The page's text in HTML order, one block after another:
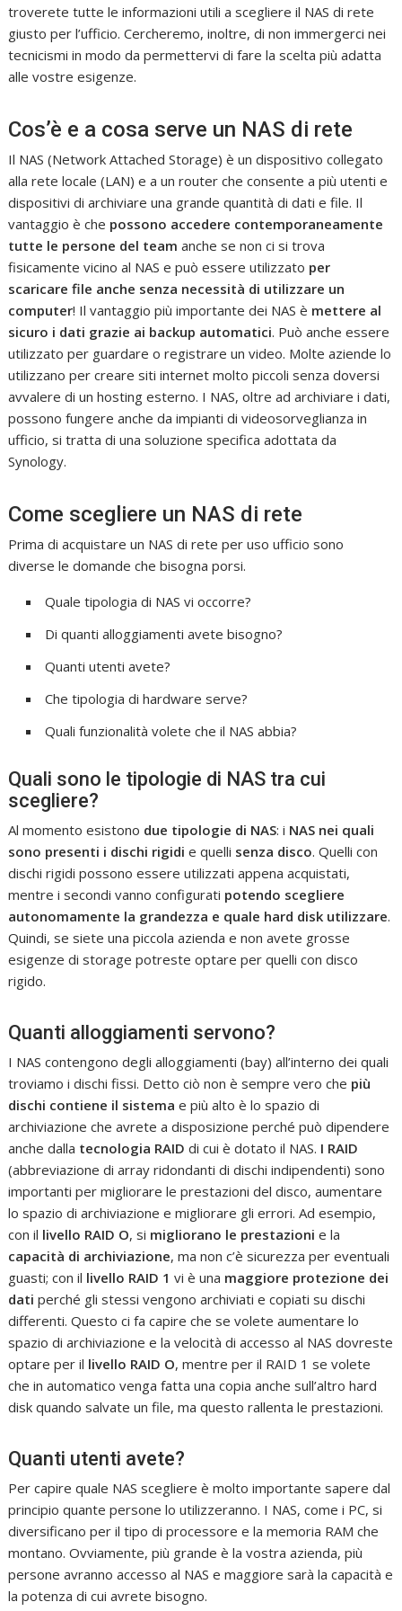
troverete tutte le informazioni utili a scegliere il NAS di rete
giusto per l’ufficio. Cercheremo, inoltre, di non immergerci nei
tecnicismi in modo da permettervi di fare la scelta più adatta
alle vostre esigenze.
Cos’è e a cosa serve un NAS di rete
Il NAS (Network Attached Storage) è un dispositivo collegato
alla rete locale (LAN) e a un router che consente a più utenti e
dispositivi di archiviare una grande quantità di dati e file. Il
vantaggio è che possono accedere contemporaneamente
tutte le persone del team anche se non ci si trova
fisicamente vicino al NAS e può essere utilizzato per
scaricare file anche senza necessità di utilizzare un
computer! Il vantaggio più importante dei NAS è mettere al
sicuro i dati grazie ai backup automatici. Può anche essere
utilizzato per guardare o registrare un video. Molte aziende lo
utilizzano per creare siti internet molto piccoli senza doversi
avvalere di un hosting esterno. I NAS, oltre ad archiviare i dati,
possono fungere anche da impianti di videosorveglianza in
ufficio, si tratta di una soluzione specifica adottata da
Synology.
Come scegliere un NAS di rete
Prima di acquistare un NAS di rete per uso ufficio sono
diverse le domande che bisogna porsi.
Quale tipologia di NAS vi occorre?
Di quanti alloggiamenti avete bisogno?
Quanti utenti avete?
Che tipologia di hardware serve?
Quali funzionalità volete che il NAS abbia?
Quali sono le tipologie di NAS tra cui
scegliere?
Al momento esistono due tipologie di NAS: i NAS nei quali
sono presenti i dischi rigidi e quelli senza disco. Quelli con
dischi rigidi possono essere utilizzati appena acquistati,
mentre i secondi vanno configurati potendo scegliere
autonomamente la grandezza e quale hard disk utilizzare.
Quindi, se siete una piccola azienda e non avete grosse
esigenze di storage potreste optare per quelli con disco
rigido.
Quanti alloggiamenti servono?
I NAS contengono degli alloggiamenti (bay) all’interno dei quali
troviamo i dischi fissi. Detto ciò non è sempre vero che più
dischi contiene il sistemae più alto è lo spazio di
archiviazione che avrete a disposizione perché può dipendere
anche dalla tecnologia RAID di cui è dotato il NAS. I RAID
(abbreviazione di array ridondanti di dischi indipendenti) sono
importanti per migliorare le prestazioni del disco, aumentare
lo spazio di archiviazione e migliorare gli errori. Ad esempio,
con il livello RAID O, si migliorano le prestazioni e la
capacità di archiviazione, ma non c’è sicurezza per eventuali
guasti; con il livello RAID 1 vi è una maggiore protezione dei
dati perché gli stessi vengono archiviati e copiati su dischi
differenti. Questo ci fa capire che se volete aumentare lo
spazio di archiviazione e la velocità di accesso al NAS dovreste
optare per il livello RAID O, mentre per il RAID 1 se volete
che in automatico venga fatta una copia anche sull’altro hard
disk quando salvate un file, ma questo rallenta le prestazioni.
Quanti utenti avete?
Per capire quale NAS scegliere è molto importante sapere dal
principio quante persone lo utilizzeranno. I NAS, come i PC, si
diversificano per il tipo di processore e la memoria RAM che
montano. Ovviamente, più grande è la vostra azienda, più
persone avranno accesso al NAS e maggiore sarà la capacità e
la potenza di cui avrete bisogno.